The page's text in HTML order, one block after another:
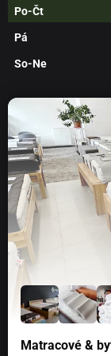
Po-Čt
Pá
So-Ne
Matracové &